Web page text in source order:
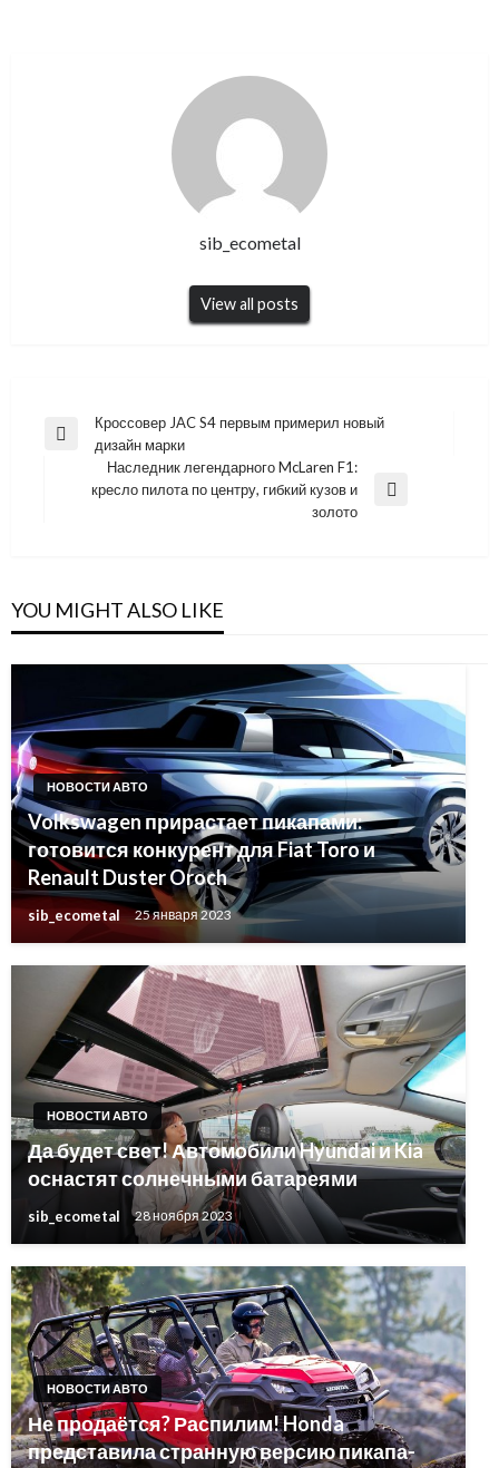
sib_ecometal
View all posts
Навигация
записям
Previous
Кроссовер JAC S4 первым примерил новый
дизайн марки
Next
Наследник легендарного McLaren F1:
кресло пилота по центру, гибкий кузов и
золото
YOU MIGHT ALSO LIKE
НОВОСТИ АВТО
Volkswagen прирастает пикапами:
готовится конкурент для Fiat Toro и
Renault Duster Oroch
sib_ecometal 25 января 2023
НОВОСТИ АВТО
Да будет свет! Автомобили Hyundai и Kia
оснастят солнечными батареями
sib_ecometal 28 ноября 2023
НОВОСТИ АВТО
Не продаётся? Распилим! Honda
представила странную версию пикапа-